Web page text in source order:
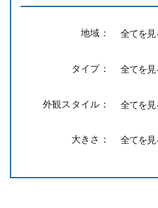
地域： 全てを見
タイプ： 全てを見
外観スタイル： 全てを見
大きさ： 全てを見